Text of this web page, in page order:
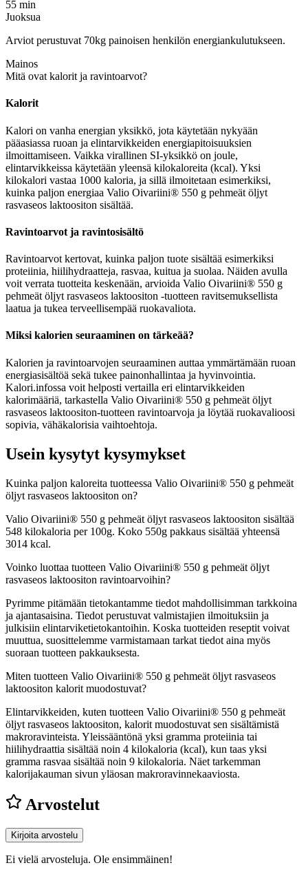
55 min
Juoksua
Arviot perustuvat 70kg painoisen henkilön energiankulutukseen.
Mainos
Mitä ovat kalorit ja ravintoarvot?
Kalorit
Kalori on vanha energian yksikkö, jota käytetään nykyään
pääasiassa ruoan ja elintarvikkeiden energiapitoisuuksien
ilmoittamiseen. Vaikka virallinen SI-yksikkö on joule,
elintarvikkeissa käytetään yleensä kilokaloreita (kcal). Yksi
kilokalori vastaa 1000 kaloria, ja sillä ilmoitetaan esimerkiksi,
kuinka paljon energiaa Valio Oivariini® 550 g pehmeät öljyt
rasvaseos laktoositon sisältää.
Ravintoarvot ja ravintosisältö
Ravintoarvot kertovat, kuinka paljon tuote sisältää esimerkiksi
proteiinia, hiilihydraatteja, rasvaa, kuitua ja suolaa. Näiden avulla
voit verrata tuotteita keskenään, arvioida Valio Oivariini® 550 g
pehmeät öljyt rasvaseos laktoositon -tuotteen ravitsemuksellista
laatua ja tukea terveellisempää ruokavaliota.
Miksi kalorien seuraaminen on tärkeää?
Kalorien ja ravintoarvojen seuraaminen auttaa ymmärtämään ruoan
energiasisältöä sekä tukee painonhallintaa ja hyvinvointia.
Kalori.infossa voit helposti vertailla eri elintarvikkeiden
kalorimääriä, tarkastella Valio Oivariini® 550 g pehmeät öljyt
rasvaseos laktoositon-tuotteen ravintoarvoja ja löytää ruokavalioosi
sopivia, vähäkalorisia vaihtoehtoja.
Usein kysytyt kysymykset
Kuinka paljon kaloreita tuotteessa Valio Oivariini® 550 g pehmeät
öljyt rasvaseos laktoositon on?
Valio Oivariini® 550 g pehmeät öljyt rasvaseos laktoositon sisältää
548 kilokaloria per 100g. Koko 550g pakkaus sisältää yhteensä
3014 kcal.
Voinko luottaa tuotteen Valio Oivariini® 550 g pehmeät öljyt
rasvaseos laktoositon ravintoarvoihin?
Pyrimme pitämään tietokantamme tiedot mahdollisimman tarkkoina
ja ajantasaisina. Tiedot perustuvat valmistajien ilmoituksiin ja
julkisiin elintarviketietokantoihin. Koska tuotteiden reseptit voivat
muuttua, suosittelemme varmistamaan tarkat tiedot aina myös
suoraan tuotteen pakkauksesta.
Miten tuotteen Valio Oivariini® 550 g pehmeät öljyt rasvaseos
laktoositon kalorit muodostuvat?
Elintarvikkeiden, kuten tuotteen Valio Oivariini® 550 g pehmeät
öljyt rasvaseos laktoositon, kalorit muodostuvat sen sisältämistä
makroravinteista. Yleissääntönä yksi gramma proteiinia tai
hiilihydraattia sisältää noin 4 kilokaloria (kcal), kun taas yksi
gramma rasvaa sisältää noin 9 kilokaloria. Näet tarkemman
kalorijakauman sivun yläosan makroravinnekaaviosta.
Arvostelut
Kirjoita arvostelu
Ei vielä arvosteluja. Ole ensimmäinen!